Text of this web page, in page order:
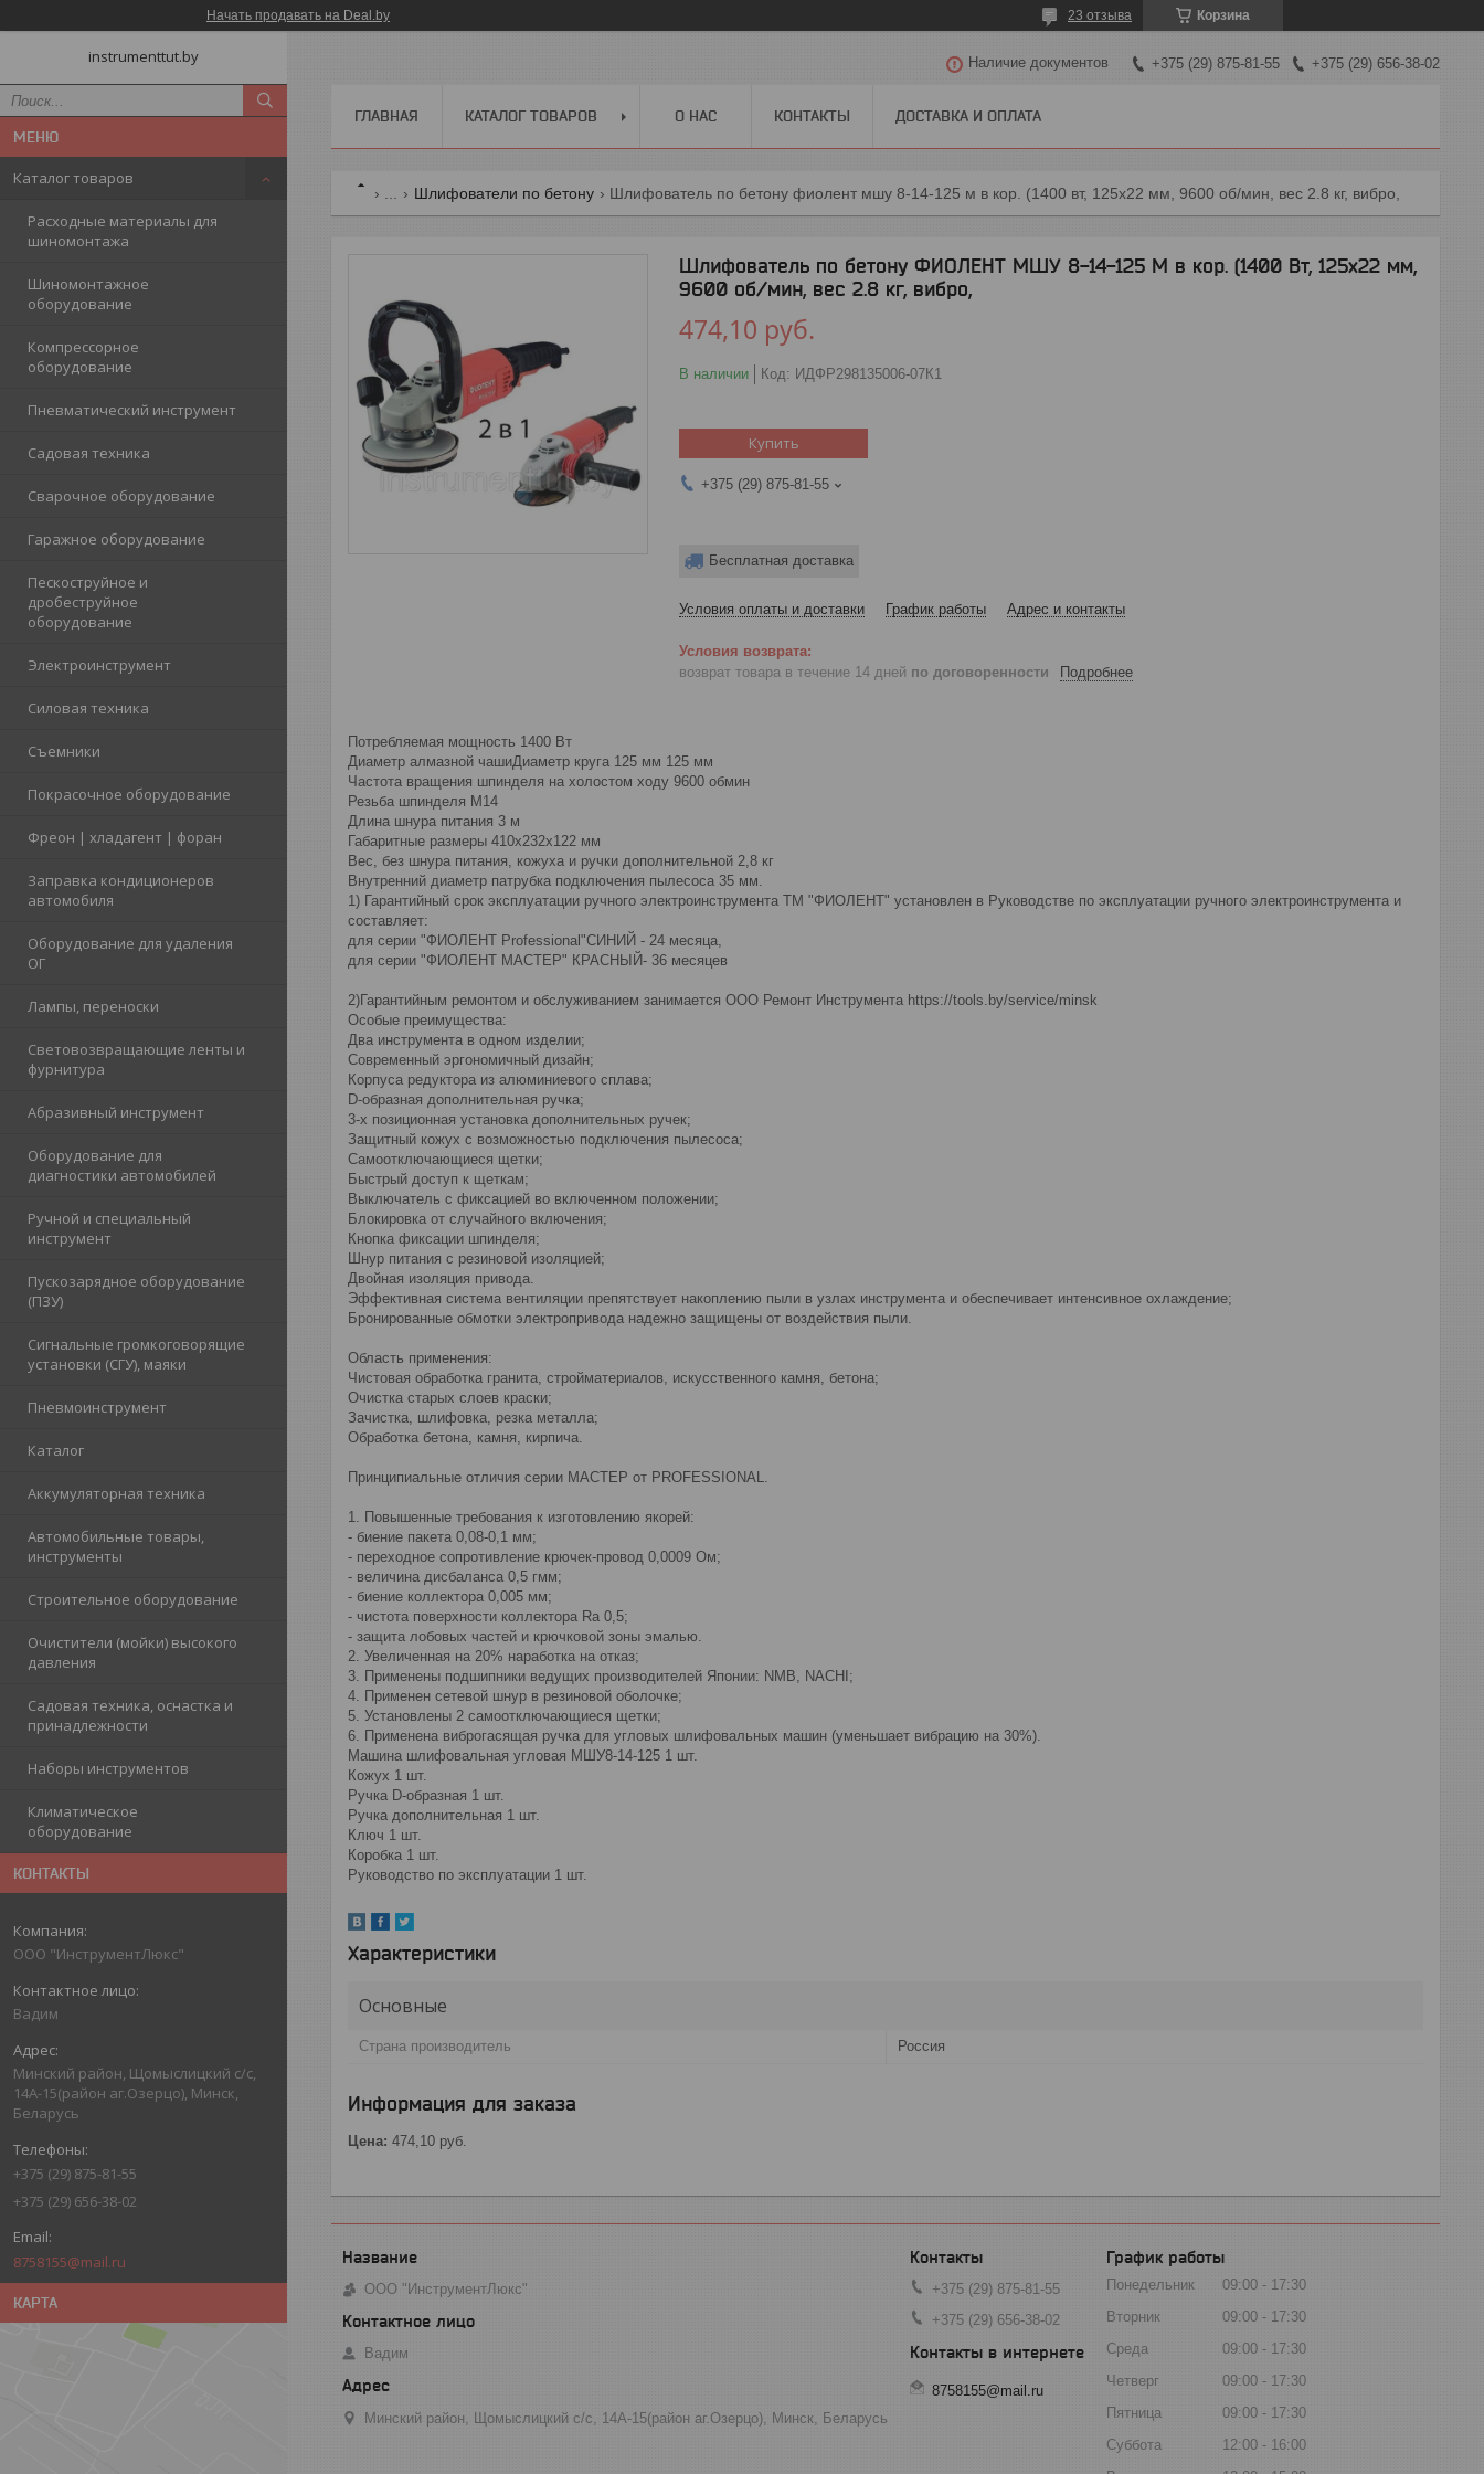
Начать продавать на Deal.by Корзина
23 отзыва
instrumenttut.by
Каталог товаров
Расходные материалы для
шиномонтажа
Шиномонтажное
оборудование
Компрессорное
оборудование
Пневматический инструмент
Садовая техника
Сварочное оборудование
Гаражное оборудование
Пескоструйное и
дробеструйное
оборудование
Электроинструмент
Силовая техника
Съемники
Покрасочное оборудование
Фреон | хладагент | форан
Заправка кондиционеров
автомобиля
Оборудование для удаления
ОГ
Лампы, переноски
Световозвращающие ленты и
фурнитура
Абразивный инструмент
Оборудование для
диагностики автомобилей
Ручной и специальный
инструмент
Пускозарядное оборудование
(ПЗУ)
Сигнальные громкоговорящие
установки (СГУ), маяки
Пневмоинструмент
Каталог
Аккумуляторная техника
Автомобильные товары,
инструменты
Строительное оборудование
Очистители (мойки) высокого
давления
Садовая техника, оснастка и
принадлежности
Наборы инструментов
Климатическое
оборудование
КОНТАКТЫ
ООО "ИнструментЛюкс"
Вадим
Минский район, Щомыслицкий с/с,
14А-15(район аг.Озерцо), Минск,
Беларусь
+375 (29) 875-81-55
+375 (29) 656-38-02
8758155@mail.ru
КАРТА
Наличие документов +375 (29) 875-81-55 +375 (29) 656-38-02
ГЛАВНАЯ КАТАЛОГ ТОВАРОВ О НАС КОНТАКТЫ ДОСТАВКА И ОПЛАТА
Шлифователи по бетону Шлифователь по бетону фиолент мшу 8-14-125 м в кор. (1400 вт, 125х22 мм, 9600 об/мин, вес 2.8 кг, вибро,
Шлифователь по бетону ФИОЛЕНТ МШУ 8-14-125 М в кор. (1400 Вт, 125х22 мм,
9600 об/мин, вес 2.8 кг, вибро,
474,10 руб.
В наличии Код: ИДФР298135006-07К1
Купить
+375 (29) 875-81-55
Бесплатная доставка
Условия оплаты и доставки График работы Адрес и контакты
возврат товара в течение 14 дней по договоренности Подробнее
Потребляемая мощность 1400 Вт
Диаметр алмазной чашиДиаметр круга 125 мм 125 мм
Частота вращения шпинделя на холостом ходу 9600 обмин
Резьба шпинделя М14
Длина шнура питания 3 м
Габаритные размеры 410х232х122 мм
Вес, без шнура питания, кожуха и ручки дополнительной 2,8 кг
Внутренний диаметр патрубка подключения пылесоса 35 мм.
1) Гарантийный срок эксплуатации ручного электроинструмента ТМ "ФИОЛЕНТ" установлен в Руководстве по эксплуатации ручного электроинструмента и
составляет:
для серии "ФИОЛЕНТ Professional"СИНИЙ - 24 месяца,
для серии "ФИОЛЕНТ МАСТЕР" КРАСНЫЙ- 36 месяцев
2)Гарантийным ремонтом и обслуживанием занимается ООО Ремонт Инструмента https://tools.by/service/minsk
Особые преимущества:
Два инструмента в одном изделии;
Современный эргономичный дизайн;
Корпуса редуктора из алюминиевого сплава;
D-образная дополнительная ручка;
3-х позиционная установка дополнительных ручек;
Защитный кожух с возможностью подключения пылесоса;
Самоотключающиеся щетки;
Быстрый доступ к щеткам;
Выключатель с фиксацией во включенном положении;
Блокировка от случайного включения;
Кнопка фиксации шпинделя;
Шнур питания с резиновой изоляцией;
Двойная изоляция привода.
Эффективная система вентиляции препятствует накоплению пыли в узлах инструмента и обеспечивает интенсивное охлаждение;
Бронированные обмотки электропривода надежно защищены от воздействия пыли.
Область применения:
Чистовая обработка гранита, стройматериалов, искусственного камня, бетона;
Очистка старых слоев краски;
Зачистка, шлифовка, резка металла;
Обработка бетона, камня, кирпича.
Принципиальные отличия серии МАСТЕР от PROFESSIONAL.
1. Повышенные требования к изготовлению якорей:
- биение пакета 0,08-0,1 мм;
- переходное сопротивление крючек-провод 0,0009 Ом;
- величина дисбаланса 0,5 гмм;
- биение коллектора 0,005 мм;
- чистота поверхности коллектора Ra 0,5;
- защита лобовых частей и крючковой зоны эмалью.
2. Увеличенная на 20% наработка на отказ;
3. Применены подшипники ведущих производителей Японии: NMB, NACHI;
4. Применен сетевой шнур в резиновой оболочке;
5. Установлены 2 самоотключающиеся щетки;
6. Применена виброгасящая ручка для угловых шлифовальных машин (уменьшает вибрацию на 30%).
Машина шлифовальная угловая МШУ8-14-125 1 шт.
Кожух 1 шт.
Ручка D-образная 1 шт.
Ручка дополнительная 1 шт.
Ключ 1 шт.
Коробка 1 шт.
Руководство по эксплуатации 1 шт.
Характеристики
Основные
Страна производитель Россия
Информация для заказа
Цена: 474,10 руб.
ООО "ИнструментЛюкс"
Вадим
Минский район, Щомыслицкий с/с, 14А-15(район аг.Озерцо), Минск, Беларусь
+375 (29) 875-81-55
+375 (29) 656-38-02
8758155@mail.ru
График работы
Понедельник 09:00
17:30
Вторник
09:00
17:30
Среда
09:00
17:30
Четверг
09:00
17:30
Пятница
09:00
17:30
Суббота
12:00
16:00